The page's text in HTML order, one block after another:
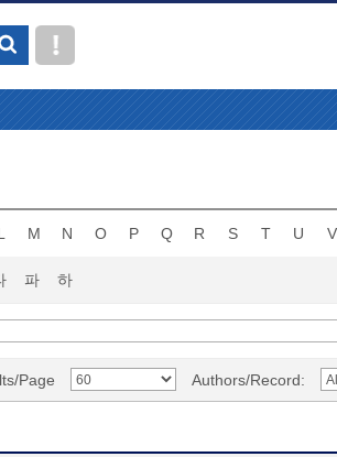
M N O P Q R S T U V
파 하
Page Authors/Record: